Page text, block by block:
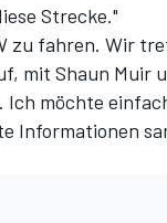
Strecke."
zu fahren. Wir
mit Shaun Muir
möchte
Informationen